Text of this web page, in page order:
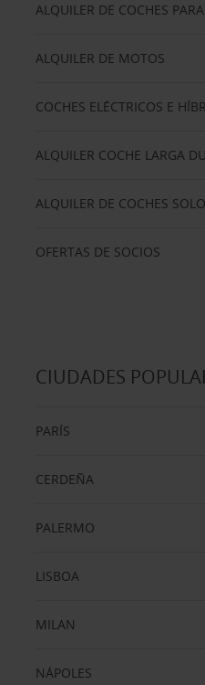
ALQUILER DE COCHES
ALQUILER DE MOTOS
COCHES ELÉCTRICOS E
ALQUILER COCHE LARGA
ALQUILER DE COCHES
OFERTAS DE SOCIOS
CIUDADES
PARÍS
CERDEÑA
PALERMO
LISBOA
MILAN
NÁPOLES